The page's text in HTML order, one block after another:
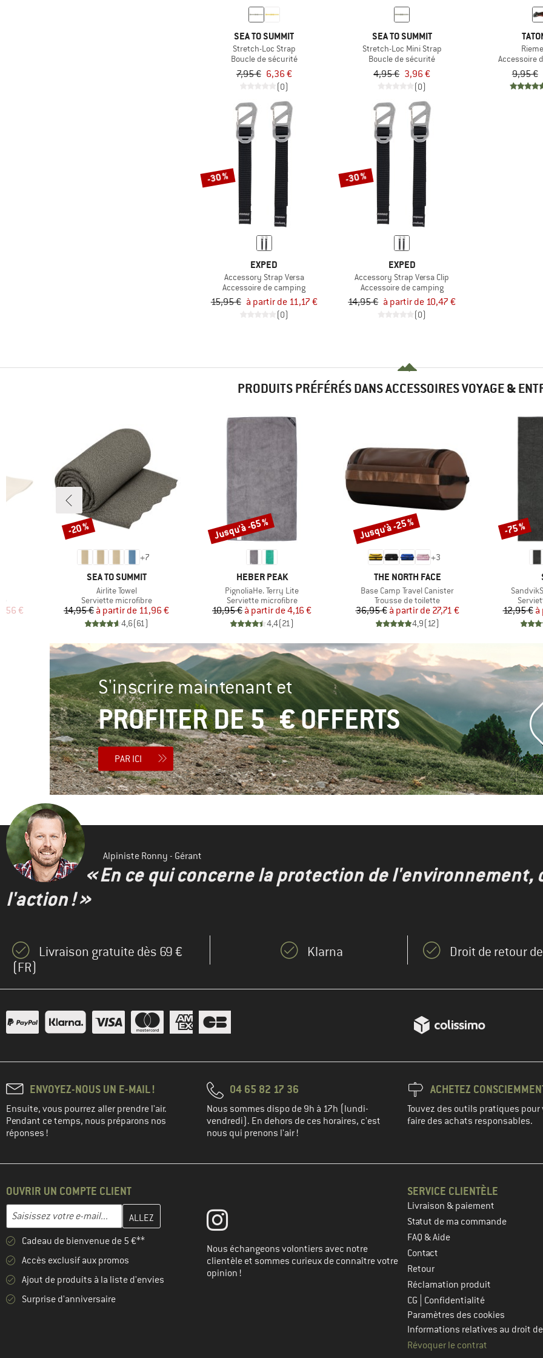
SEA TO SUMMIT
Stretch-Loc Strap
Boucle de sécurité
7,95 € 6,36 €
(0)
SEA TO SUMMIT
Stretch-Loc Mini Strap
Boucle de sécurité
4,95 € 3,96 €
(0)
Accessoire
9,95 €
-30 %
EXPED
Accessory Strap Versa
Accessoire de camping
15,95 € à partir de 11,17 €
(0)
-30 %
EXPED
Accessory Strap Versa Clip
Accessoire de camping
14,95 € à partir de 10,47 €
(0)
PRODUITS PRÉFÉRÉS DANS ACCESSOIRES VOYAGE &
€
+7
MARQUE
SEA TO SUMMIT
Article
Airlite Towel
Product group
Serviette microfibre
Prix
14,95 € Prix réduit
à partir de 11,96 €
4,6(61)
Remise
-20 %
MARQUE
HEBER PEAK
Article
PignoliaHe. Terry Lite
Product group
Serviette microfibre
Prix
10,95 € Prix réduit
à partir de4,16 €
4,4(21)
Remise
Jusqu'à -65 %
+3
MARQUE
THE NORTH FACE
Article
Base Camp Travel Canister
Product group
Trousse de toilette
Prix
36,95 € Prix réduit
à partir de 27,71 €
4,9( 12)
Remise
Jusqu'à -25 %
Article
12,95 € à
Remise
-75 %
S'inscrire maintenant et
PROFITER DE 5 € OFFERTS
PAR ICI
Alpiniste Ronny - Gérant
« En ce qui concerne la protection de l'environnement,
l'action ! »
Livraison gratuite dès 69 €
(FR)
Klarna Droit de retour
ENVOYEZ-NOUS UN E-MAIL !
Ensuite, vous pourrez aller prendre l'air.
Pendant ce temps, nous préparons nos
réponses !
04 65 82 17 36
Nous sommes dispo de 9h à 17h (lundi-
vendredi). En dehors de ces horaires, c'est
nous qui prenons l'air !
ACHETEZ
Touvez des outils pratiques pour
faire des achats responsables.
OUVRIR UN COMPTE CLIENT
Adresse e-mail
Entrez votre adresse e-mail ici et créez votre compte client à la prochaine étape
Cadeau de bienvenue de 5 €**
Accès exclusif aux promos
Ajout de produits à la liste d'envies
Surprise d'anniversaire
Nous échangeons volontiers avec notre
clientèle et sommes curieux de connaître votre
opinion !
SERVICE CLIENTÈLE
Livraison & paiement
Statut de ma commande
FAQ & Aide
Contact
Retour
Réclamation produit
CG
Confidentialité
Paramètres des cookies
Informations relatives au droit
Révoquer le contrat